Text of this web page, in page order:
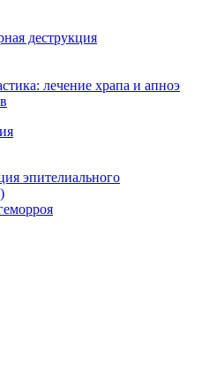
деструкция
лечение храпа и апноэ
эпителиального